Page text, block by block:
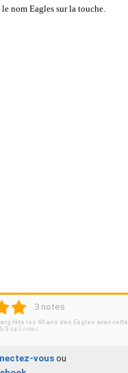
nom Eagles sur la touche.
5 3 notes
fête les 40 ans des Eagles avec cette
5/ 5 sur 3 notes
vousou